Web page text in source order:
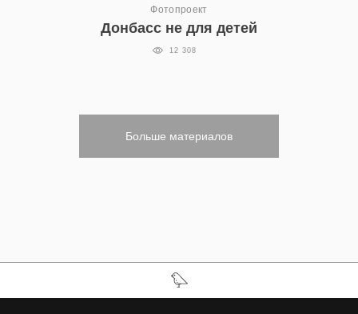
Фотопроект
Донбасс не для детей
12 308
Больше материалов